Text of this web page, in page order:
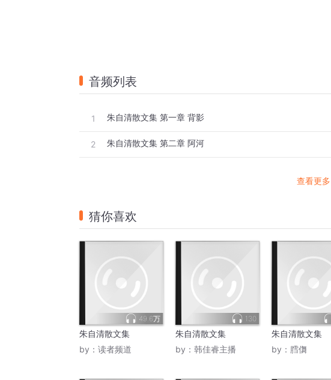
音频列表
1 朱自清散文集 第一章 背影
2 朱自清散文集 第二章 阿河
查看更多
猜你喜欢
49.6万
朱自清散文集
by： 读者频道
130
朱自清散文集
by： 韩佳睿主播
朱自清散文集
by： 膤儛